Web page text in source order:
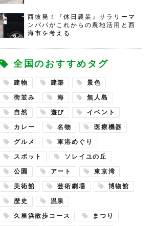
西彼発！『休日農業』サラリーマ
ンパパがこれからの農地活用と西
海市を考える
全国のおすすめタグ
建物 建築 景色
街並み 海 無人島
自然 遊び イベント
カレー 名物 医療機器
グルメ 軍港めぐり
スポット ソレイユの丘
公園 アート 東京湾
美術館 芸術劇場 博物館
歴史 温泉
久里浜散歩コース まつり